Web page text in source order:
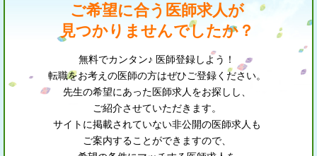
ご希望に合う医師求人が
見つかりませんでしたか？
無料でカンタン♪ 医師登録しよう！
転職をお考えの医師の方はぜひご登録ください。
先生の希望にあった医師求人をお探しし、
ご紹介させていただきます。
サイトに掲載されていない非公開の医師求人も
ご案内することができますので、